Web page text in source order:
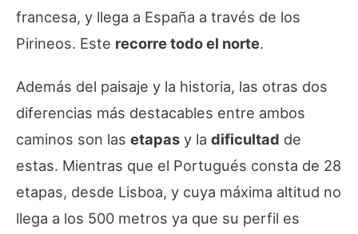
francesa, y llega a España a través de los
Pirineos. Este recorre todo el norte.
Además del paisaje y la historia, las otras dos
diferencias más destacables entre ambos
caminos son las etapas y la dificultad de
estas. Mientras que el Portugués consta de 28
etapas, desde Lisboa, y cuya máxima altitud no
llega a los 500 metros ya que su perfil es